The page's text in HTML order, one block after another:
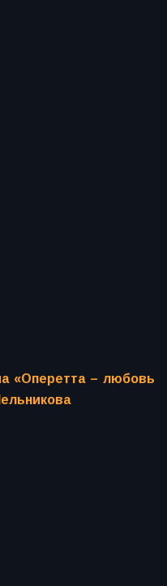
«Оперетта – любовь